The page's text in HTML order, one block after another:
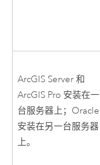
ArcGIS Server 和
ArcGIS Pro 安装在一
台服务器上； Oracle
安装在另一台服务器
上。